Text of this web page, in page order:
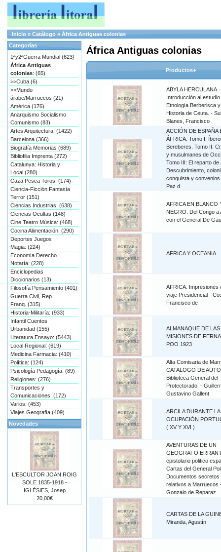
Inicio » Catálogo » África Antiguas colonias
África Antiguas colonias
Productos+
ABYLA HERCULANA.
Introducción al
Etnología Berberisca
Historia de Ceuta. -
Blanes, Francisco
ACCIÓN DE ESPAÑA
ÁFRICA. Tomo I:
Bereberes. Tomo II:
y musulmanes de
Tomo III: El reparto de
Descubrimiento,
conquista y convenios
Paz d
AFRICA EN BLANCO
NEGRO. Del Congo a
con el General De
AFRICA Y OCEANIA
AFRICA. Impresiones
viaje Presidencial -
Francisco de
ALMANAQUE DE LAS
MISIONES DE
POO 1923
Alta Comisaria de
CATALOGO DE
Biblioteca General del
Protectorado. -
Gustavino Gallent
ARCILA DURANTE LA
OCUPACIÓN
( XV Y XVI )
AVENTURAS DE UN
GEOGRAFO
epistolario politico
Cartas del General
Documentos secretos
relativos a Marruecos
Gonzalo de Reparaz
CARTAS DE LA
Miranda, Agustín
Categorías
1ªy2ªGuerra Mundial (623)
África Antiguas
colonias: (65)
>>Cuba (6)
>>Mundo
árabe/Marruecos (21)
América (176)
Anarquismo Socialismo
Comunismo (83)
Artes Arquitectura: (1422)
Barcelona (366)
Biografía Memorias (689)
Bibliofilia Imprenta (272)
Catalunya: Historia y
Local (280)
Caza Pesca Toros: (174)
Ciencia-Ficción Fantasía
Terror (151)
Ciencias Industrias: (638)
Ciencias Ocultas (148)
Cine Teatro Música: (468)
Cocina Alimentación: (290)
Deportes Juegos
Magia: (224)
Economía Derecho
Notaría: (228)
Enciclopedias
Diccionarios (13)
Filosofía Pensamiento (401)
Guerra Civil, Rep.
Franq. (315)
Historia-Militaría: (933)
Infantil Cuentos
Urbanidad (155)
Literatura Ensayo: (5443)
Local Regional: (619)
Medicina Farmacia: (410)
Política: (124)
Psicología Pedagogía: (89)
Religiones: (276)
Transportes y
Comunicaciones: (172)
Varios: (453)
Viajes Geografía (409)
Novedades
L'ESCULTOR JOAN ROIG
SOLE 1835-1918 -
IGLÉSIES, Josep
20,00€